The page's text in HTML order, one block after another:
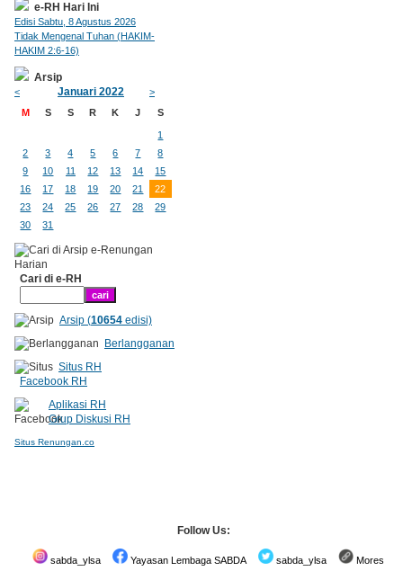
e-RH Hari Ini
Edisi Sabtu, 8 Agustus 2026
Tidak Mengenal Tuhan (HAKIM-
HAKIM 2:6-16)
Arsip
< Januari 2022
>
M
S S R K J S
1
2
3 4 5 6 7
8
9
10 11 12 13 14
15
16
17 18 19 20 21
22
23
24 25 26 27 28
29
30
31
Cari di e-RH
Arsip (10654edisi)
Berlangganan
Situs RH
Facebook RH
Aplikasi RH
Grup Diskusi RH
Situs Renungan.co
Follow Us:
sabda_ylsa Yayasan Lembaga SABDA sabda_ylsa Mores